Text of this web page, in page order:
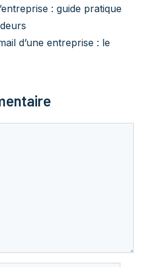
: guide pratique
d’une entreprise : le